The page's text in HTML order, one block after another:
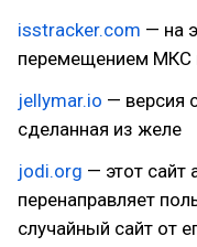
isstracker.com — на
перемещением МКС
jellymar.io — версия
сделанная из желе
jodi.org — этот сайт
перенаправляет
случайный сайт от